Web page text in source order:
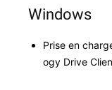
Windows
Prise en
o­gy Dri­ve